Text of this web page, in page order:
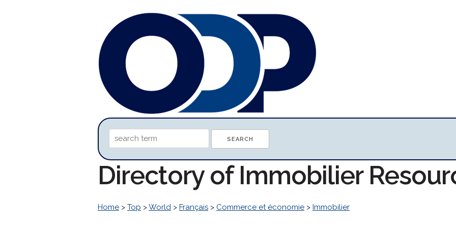
Directory of Immobilier
Home > Top >World > Français > Commerce et économie > Immobilier